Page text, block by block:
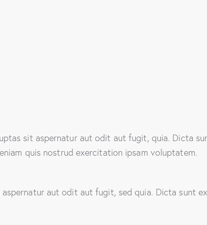
sit aspernatur aut odit aut fugit, quia. Dicta
quis nostrud exercitation ipsam voluptatem.
aut odit aut fugit, sed quia. Dicta sunt